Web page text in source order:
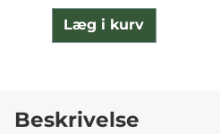
Læg i kurv
Beskrivelse